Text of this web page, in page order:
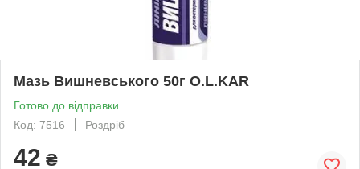
Мазь Вишневського 50г O.L.KAR
Готово до відправки
Код: 7516
Роздріб
42 ₴